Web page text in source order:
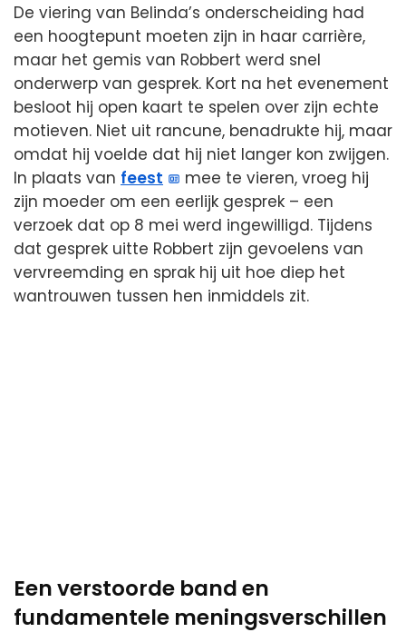
De viering van Belinda’s onderscheiding had
een hoogtepunt moeten zijn in haar carrière,
maar het gemis van Robbert werd snel
onderwerp van gesprek. Kort na het evenement
besloot hij open kaart te spelen over zijn echte
motieven. Niet uit rancune, benadrukte hij, maar
omdat hij voelde dat hij niet langer kon zwijgen.
In plaats van feest
mee te vieren, vroeg hij
zijn moeder om een eerlijk gesprek – een
verzoek dat op 8 mei werd ingewilligd. Tijdens
dat gesprek uitte Robbert zijn gevoelens van
vervreemding en sprak hij uit hoe diep het
wantrouwen tussen hen inmiddels zit.
Een verstoorde band en
fundamentele meningsverschillen